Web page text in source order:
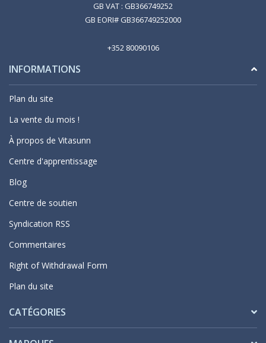
GB VAT : GB366749252
GB EORI# GB366749252000
+352 80090106
INFORMATIONS
Plan du site
La vente du mois !
À propos de Vitasunn
Centre d'apprentissage
Blog
Centre de soutien
Syndication RSS
Commentaires
Right of Withdrawal Form
Plan du site
CATÉGORIES